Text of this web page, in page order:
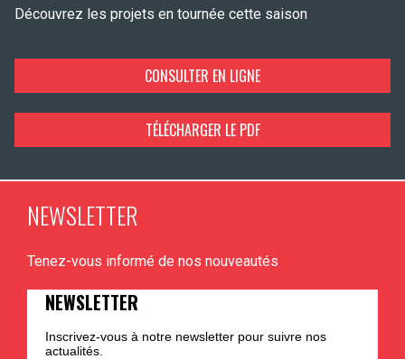
Découvrez les projets en tournée cette saison
CONSULTER EN LIGNE
TÉLÉCHARGER LE PDF
NEWSLETTER
Tenez-vous informé de nos nouveautés
NEWSLETTER
Inscrivez-vous à notre newsletter pour suivre nos
actualités.